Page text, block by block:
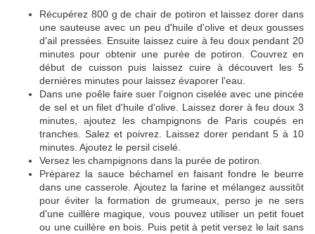
Récupérez 800 g de chair de potiron et laissez dorer dans
une sauteuse avec un peu d'huile d'olive et deux gousses
d'ail pressées. Ensuite laissez cuire à feu doux pendant 20
minutes pour obtenir une purée de potiron. Couvrez en
début de cuisson puis laissez cuire à découvert les 5
dernières minutes pour laissez évaporer l'eau.
Dans une poêle faire suer l'oignon ciselée avec une pincée
de sel et un filet d'huile d'olive. Laissez dorer à feu doux 3
minutes, ajoutez les champignons de Paris coupés en
tranches. Salez et poivrez. Laissez dorer pendant 5 à 10
minutes. Ajoutez le persil ciselé.
Versez les champignons dans la purée de potiron.
Préparez la sauce béchamel en faisant fondre le beurre
dans une casserole. Ajoutez la farine et mélangez aussitôt
pour éviter la formation de grumeaux, perso je ne sers
d'une cuillère magique, vous pouvez utiliser un petit fouet
ou une cuillère en bois. Puis petit à petit versez le lait sans